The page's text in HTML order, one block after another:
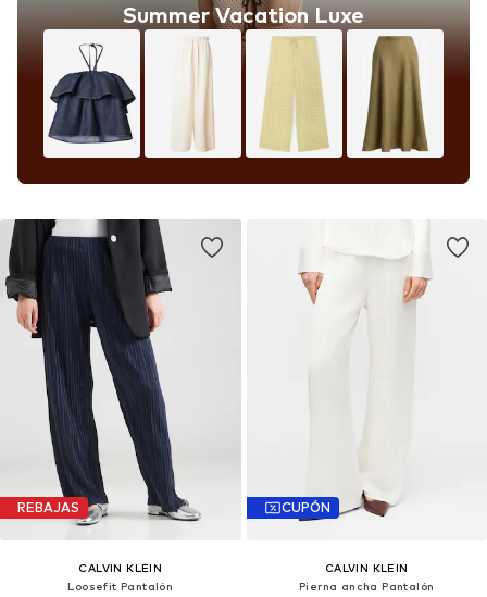
Summer Vacation Luxe
REBAJAS
CALVIN KLEIN
Loosefit Pantalón
CUPÓN
CALVIN KLEIN
Pierna ancha Pantalón